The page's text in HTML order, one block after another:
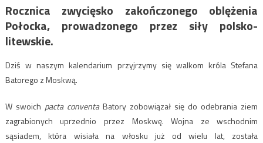
Rocznica zwycięsko zakończonego oblężenia
Połocka, prowadzonego przez siły polsko-
litewskie.
Dziś w naszym kalendarium przyjrzymy się walkom króla Stefana
Batorego z Moskwą.
W swoich pacta conventaBatory zobowiązał się do odebrania ziem
zagrabionych uprzednio przez Moskwę. Wojna ze wschodnim
sąsiadem, która wisiała na włosku już od wielu lat, została